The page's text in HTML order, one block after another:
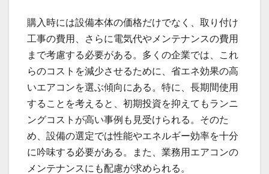
購入時には設備本体の価格だけでなく、取り付け
工事の費用、さらに電気代やメンテナンスの費用
まで考慮する必要がある。多くの企業では、これ
らのコストを減少させるために、省エネ効果の高
いエアコンを選ぶ傾向にある。特に、長期間使用
することを考えると、初期投資を抑えてもランニ
ングコストが高い事例も見受けられる。そのた
め、設備の選定では性能やエネルギー効率を十分
に吟味する必要がある。また、業務用エアコンの
メンテナンスにも配慮が求められる。